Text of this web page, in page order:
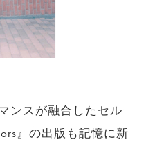
ンスが融合したセル
』の出版も記憶に新